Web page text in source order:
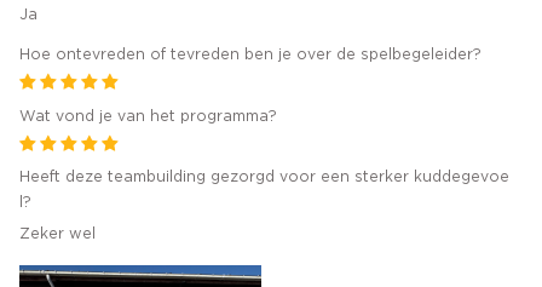
Ja
Hoe ontevreden of tevreden ben je over de spelbegeleider?
Wat vond je van het programma?
Heeft deze teambuilding gezorgd voor een sterker kuddegevoe
l?
Zeker wel